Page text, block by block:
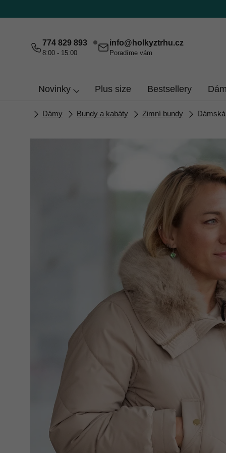
na
774 829 893
8:00 - 15:00
info@ holkyztrhu.cz
Poradíme vám
Novinky Plus size Bestsellery
DomůDámy Bundy a kabáty Zimní bundy